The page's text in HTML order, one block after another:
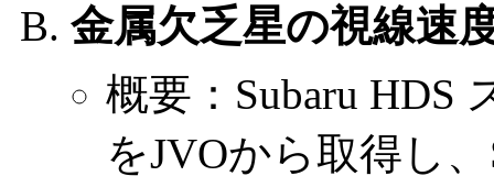
金属欠乏星の視線速
概要：Subaru HDS
をJVOから取得し